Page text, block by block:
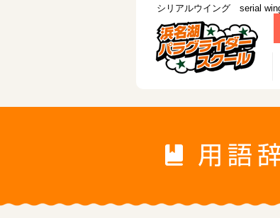
シリアルウイング serial